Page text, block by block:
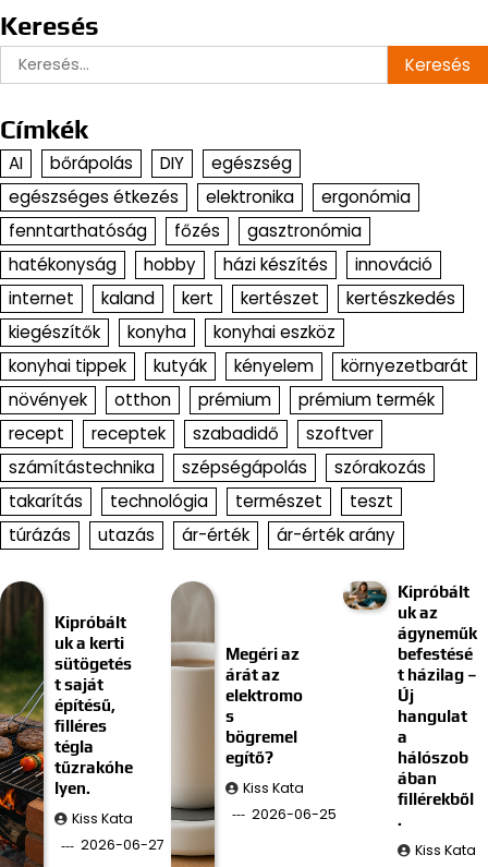
Keresés
Keresés:
Címkék
AI bőrápolás DIY
egészség
egészséges étkezés
elektronika
ergonómia
fenntarthatóság
főzés
gasztronómia
hatékonyság
hobby házi készítés
innováció
internet
kaland kert kertészet
kertészkedés
kiegészítők
konyha
konyhai eszköz
konyhai tippek
kutyák kényelem
környezetbarát
növények
otthon prémium
prémium termék
recept
receptek szabadidő
szoftver
számítástechnika
szépségápolás
szórakozás
takarítás
technológia természet
teszt
túrázás
utazás ár-érték ár-érték arány
Kipróbált
uk a kerti
sütögetés
t saját
építésű,
filléres
tégla
tűzrakóhe
lyen.
Kiss Kata
2026-06-27
Megéri az
árát az
elektromo
s
bögremel
egítő?
Kiss Kata
2026-06-25
Kipróbált
uk az
ágyneműk
befestésé
t házilag –
Új
hangulat
a
hálószob
ában
fillérekből
.
Kiss Kata